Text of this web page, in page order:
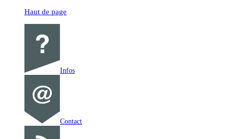
Haut de page
Infos
Contact